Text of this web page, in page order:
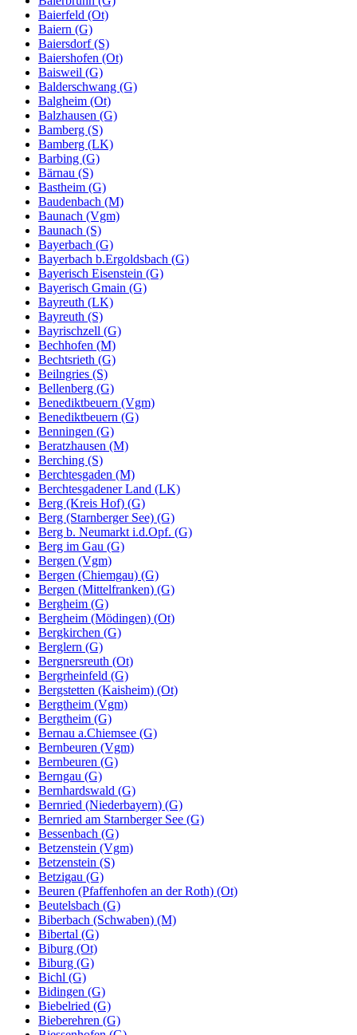
Baierfeld (Ot)
Baiern (G)
Baiersdorf (S)
Baiershofen (Ot)
Baisweil (G)
Balderschwang (G)
Balgheim (Ot)
Balzhausen (G)
Bamberg (S)
Bamberg (LK)
Barbing (G)
Bärnau (S)
Bastheim (G)
Baudenbach (M)
Baunach (Vgm)
Baunach (S)
Bayerbach (G)
Bayerbach b.Ergoldsbach (G)
Bayerisch Eisenstein (G)
Bayerisch Gmain (G)
Bayreuth (LK)
Bayreuth (S)
Bayrischzell (G)
Bechhofen (M)
Bechtsrieth (G)
Beilngries (S)
Bellenberg (G)
Benediktbeuern (Vgm)
Benediktbeuern (G)
Benningen (G)
Beratzhausen (M)
Berching (S)
Berchtesgaden (M)
Berchtesgadener Land (LK)
Berg (Kreis Hof) (G)
Berg (Starnberger See) (G)
Berg b. Neumarkt i.d.Opf. (G)
Berg im Gau (G)
Bergen (Vgm)
Bergen (Chiemgau) (G)
Bergen (Mittelfranken) (G)
Bergheim (G)
Bergheim (Mödingen) (Ot)
Bergkirchen (G)
Berglern (G)
Bergnersreuth (Ot)
Bergrheinfeld (G)
Bergstetten (Kaisheim) (Ot)
Bergtheim (Vgm)
Bergtheim (G)
Bernau a.Chiemsee (G)
Bernbeuren (Vgm)
Bernbeuren (G)
Berngau (G)
Bernhardswald (G)
Bernried (Niederbayern) (G)
Bernried am Starnberger See (G)
Bessenbach (G)
Betzenstein (Vgm)
Betzenstein (S)
Betzigau (G)
Beuren (Pfaffenhofen an der Roth) (Ot)
Beutelsbach (G)
Biberbach (Schwaben) (M)
Bibertal (G)
Biburg (Ot)
Biburg (G)
Bichl (G)
Bidingen (G)
Biebelried (G)
Bieberehren (G)